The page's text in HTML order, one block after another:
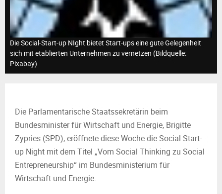
Y
M
E
U
Die Social-Start-up NIght bietet Start-ups eine gute Gelegenheit
sich mit etablierten Unternehmen zu vernetzen (Bildquelle:
Pixabay)
Die Parlamentarische Staatssekretärin beim
Bundesminister für Wirtschaft und Energie, Brigitte
Zypries (SPD), eröffnete diese Woche die Social Start-
up Night mit dem Titel „Vom Social Thinking zu Social
Entrepreneurship“ im Bundesministerium für
Wirtschaft und Energie.